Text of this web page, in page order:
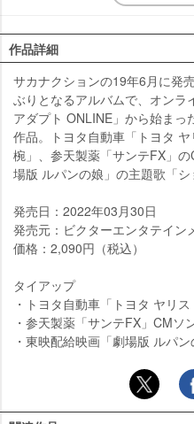
作品詳細
サカナクションの19年6月に発
ぶりとなるアルバムで、オンラ
アダプト ONLINE」から始まっ
作品。トヨタ自動車「トヨタ
椀」、参天製薬「サンテFX」
場版 ルパンの娘」の主題歌「シ
発売日：2022年03月30日
発売元：ビクターエンタテイン
価格：2,090円（税込）
タイアップ
・トヨタ自動車「トヨタ ヤリ
・参天製薬「サンテFX」CMソ
・東映配給映画「劇場版 ルパ